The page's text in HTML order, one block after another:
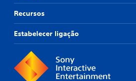
Recursos
Estabelecer ligação